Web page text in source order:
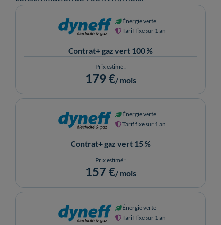
Contrat+ gaz vert 100 %
Énergie verte
Tarif fixe sur 1 an
Prix estimé :
179 €/ mois
Contrat+ gaz vert 15 %
Énergie verte
Tarif fixe sur 1 an
Prix estimé :
157 €/ mois
Énergie verte
Tarif fixe sur 1 an